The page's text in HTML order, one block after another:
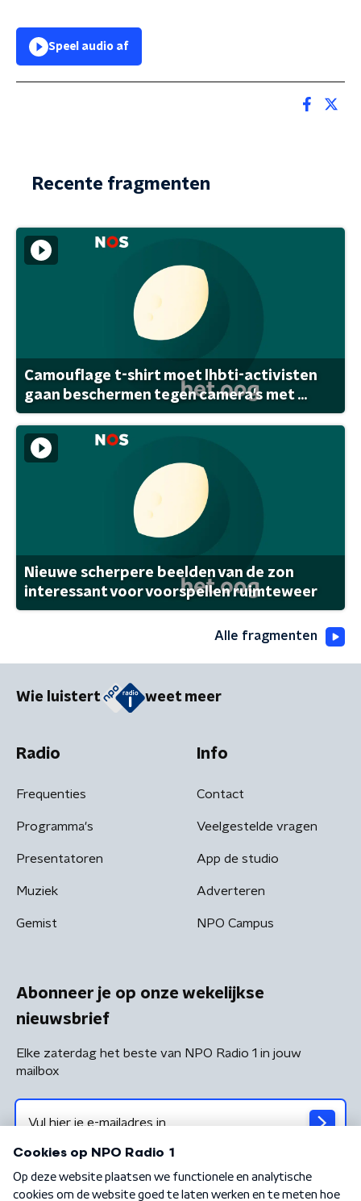
Speel audio af
Recente fragmenten
Camouflage t-shirt moet lhbti-activisten
gaan beschermen tegen camera's met ...
Nieuwe scherpere beelden van de zon
interessant voor voorspellen ruimteweer
Alle fragmenten
Wie luistert weet meer
Radio
Frequenties
Programma's
Presentatoren
Muziek
Gemist
Info
Contact
Veelgestelde vragen
App de studio
Adverteren
NPO Campus
Abonneer je op onze wekelijkse
nieuwsbrief
Elke zaterdag het beste van NPO Radio 1 in jouw
mailbox